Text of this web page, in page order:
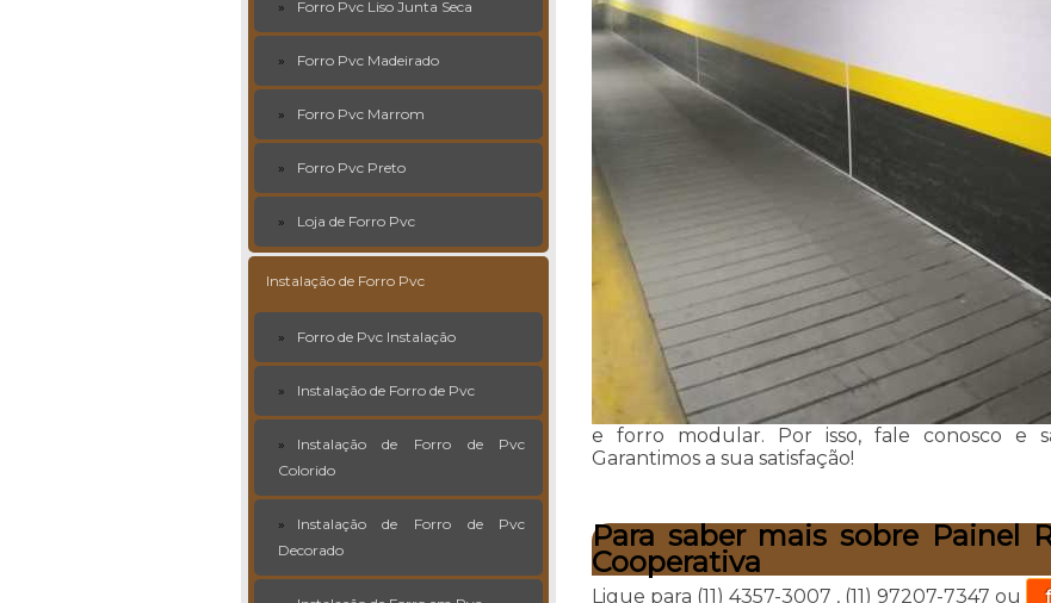
Forro Pvc Liso Junta Seca
Forro Pvc Madeirado
Forro Pvc Marrom
Forro Pvc Preto
Loja de Forro Pvc
Instalação de Forro Pvc
Forro de Pvc Instalação
Instalação de Forro de Pvc
Instalação de Forro de Pvc
Colorido
Instalação de Forro de Pvc
Decorado
e forro modular. Por isso, fale conosco e
Garantimos a sua satisfação!
Para saber mais sobre Painel
Cooperativa
Ligue para (11) 4357-3007 , (11) 97207-7347 ou